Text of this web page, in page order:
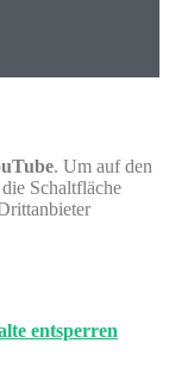
. Um auf den
Schaltfläche
entsperren